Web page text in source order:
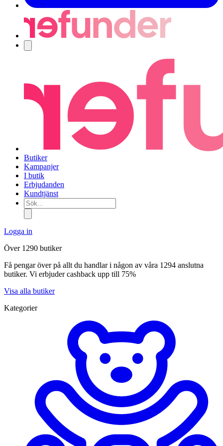
Butiker
Kampanjer
I butik
Erbjudanden
Kundtjänst
Sök...
Logga in
Över 1290 butiker
Få pengar över på allt du handlar i någon av våra 1294 anslutna
butiker. Vi erbjuder cashback upp till 75%
Visa alla butiker
Kategorier